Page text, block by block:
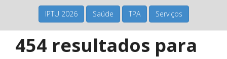
IPTU 2026 Saúde TPA Serviços
454 resultados para